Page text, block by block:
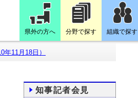
県外の方へ 分野で探す 組織で探す
11月18日）
知事記者会見